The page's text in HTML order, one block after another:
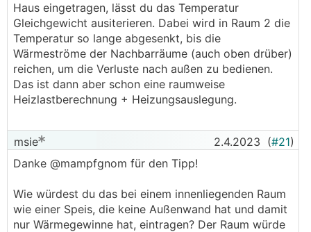
Haus eingetragen, lässt du das Temperatur
Gleichgewicht ausiterieren. Dabei wird in Raum 2 die
Temperatur so lange abgesenkt, bis die
Wärmeströme der Nachbarräume (auch oben drüber)
reichen, um die Verluste nach außen zu bedienen.
Das ist dann aber schon eine raumweise
Heizlastberechnung + Heizungsauslegung.
msie 2.4.2023 (#21)
Danke @mampfgnom für den Tipp!
Wie würdest du das bei einem innenliegenden Raum
wie einer Speis, die keine Außenwand hat und damit
nur Wärmegewinne hat, eintragen? Der Raum würde